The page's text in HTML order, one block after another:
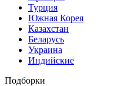
Турция
Южная Корея
Казахстан
Беларусь
Украина
Индийские
Подборки